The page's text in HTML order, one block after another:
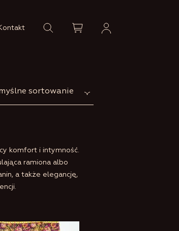
sortowanie
komfort i intymność.
ramiona albo
a także elegancję,